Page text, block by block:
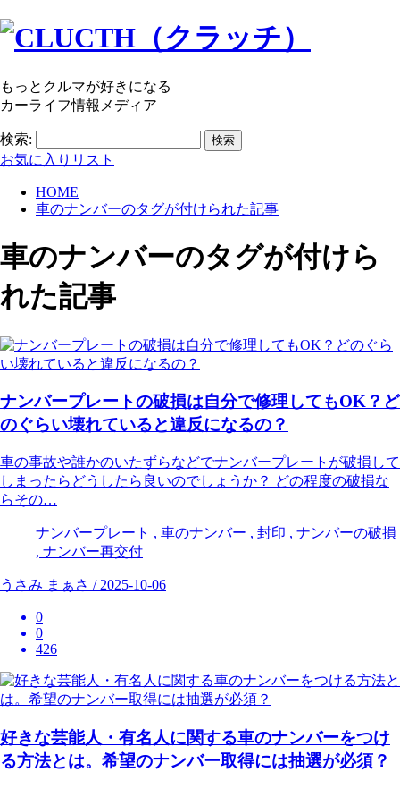
もっとクルマが好きになる
カーライフ情報メディア
検索:
お気に入りリスト
HOME
車のナンバーのタグが付けられた記事
車のナンバーのタグが付けら
れた記事
ナンバープレートの破損は自分で修理してもOK？ど
のぐらい壊れていると違反になるの？
車の事故や誰かのいたずらなどでナンバープレートが破損して
しまったらどうしたら良いのでしょうか？ どの程度の破損な
らその…
ナンバープレート , 車のナンバー , 封印 , ナンバーの破損
, ナンバー再交付
うさみ まぁさ / 2025-10-06
0
0
426
好きな芸能人・有名人に関する車のナンバーをつけ
る方法とは。希望のナンバー取得には抽選が必須？